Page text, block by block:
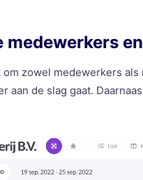
medewerkers
zowel medewerkers
aan de slag gaat.